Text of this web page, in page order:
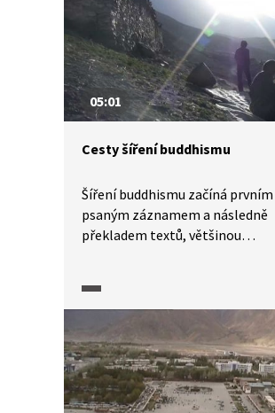
05:01
Cesty šíření buddhismu
Šíření buddhismu začíná prvním
psaným záznamem a následně
překladem textů, většinou
ke střetům s původními
náboženskými tradicemi a
z nich hodně ovlivnil. Proto
existuje více jeho podob.
stezka v rozšiřování
buddhistického učení sehrála